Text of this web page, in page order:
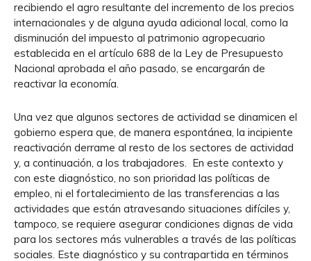
recibiendo el agro resultante del incremento de los precios
internacionales y de alguna ayuda adicional local, como la
disminución del impuesto al patrimonio agropecuario
establecida en el artículo 688 de la Ley de Presupuesto
Nacional aprobada el año pasado, se encargarán de
reactivar la economía.
Una vez que algunos sectores de actividad se dinamicen el
gobierno espera que, de manera espontánea, la incipiente
reactivación derrame al resto de los sectores de actividad
y, a continuación, a los trabajadores. En este contexto y
con este diagnóstico, no son prioridad las políticas de
empleo, ni el fortalecimiento de las transferencias a las
actividades que están atravesando situaciones difíciles y,
tampoco, se requiere asegurar condiciones dignas de vida
para los sectores más vulnerables a través de las políticas
sociales. Este diagnóstico y su contrapartida en términos